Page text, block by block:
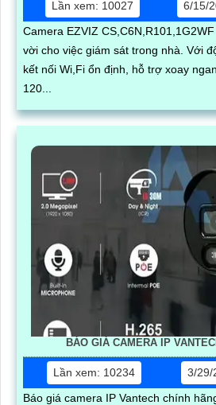
Lần xem: 10027
6/15/
Camera EZVIZ
vời cho việc giám sát trong nhà. Với độ phân giải cao 1080p,
kết nối Wi,Fi ổn định, hỗ trợ xoay
120...
BÁO GIÁ CAMERA IP
Lần xem: 10234
3/29/
Báo giá camera IP Vantech chính